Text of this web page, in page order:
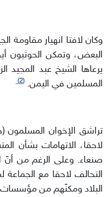
وكان لافتا انهيار
البعض، وتمكن الحوثيون
يرعاها الشيخ عبد المجيد
المسلمين في اليمن. (2)
تراشق الإخوان المسلمون
لاحقا، الاتهامات بشأن
صنعاء. وعلى الرغم من أنّ
التحالف لاحقا مع
البلاد ومكنّهم من مؤسسات